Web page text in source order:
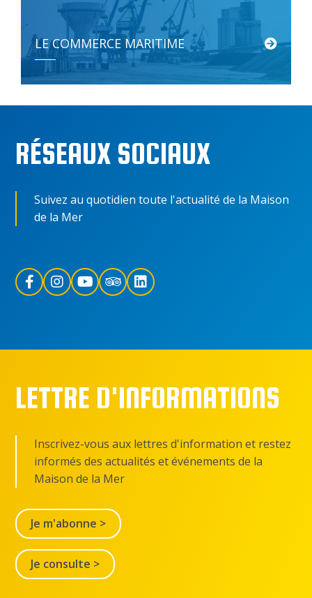
LE COMMERCE MARITIME
RÉSEAUX SOCIAUX
Suivez au quotidien toute l'actualité de la Maison
de la Mer
LETTRE D'INFORMATIONS
Inscrivez-vous aux lettres d'information et restez
informés des actualités et événements de la
Maison de la Mer
Je m'abonne >
Je consulte >